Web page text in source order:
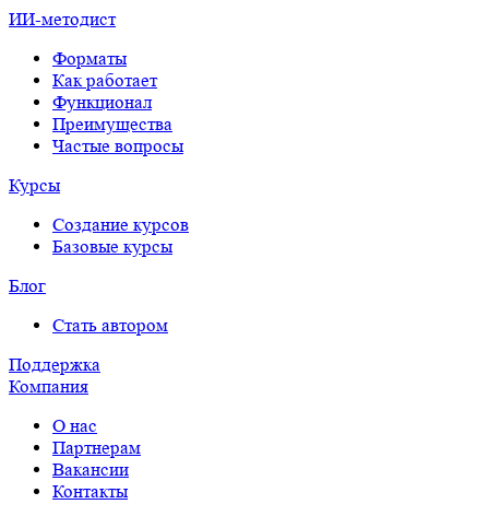
ИИ-методист
Форматы
Как работает
Функционал
Преимущества
Частые вопросы
Курсы
Создание курсов
Базовые курсы
Блог
Стать автором
Поддержка
Компания
О нас
Партнерам
Вакансии
Контакты